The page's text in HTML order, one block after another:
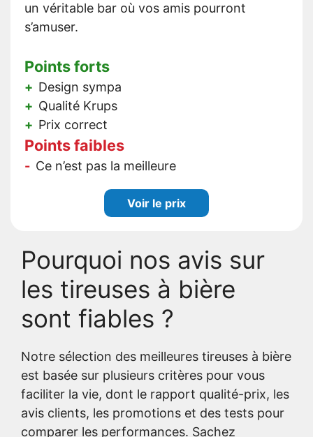
un véritable bar où vos amis pourront
s’amuser.
Points forts
Design sympa
Qualité Krups
Prix correct
Points faibles
Ce n’est pas la meilleure
Voir le prix
Pourquoi nos avis sur
les tireuses à bière
sont fiables ?
Notre sélection des meilleures tireuses à bière
est basée sur plusieurs critères pour vous
faciliter la vie, dont le rapport qualité-prix, les
avis clients, les promotions et des tests pour
comparer les performances. Sachez